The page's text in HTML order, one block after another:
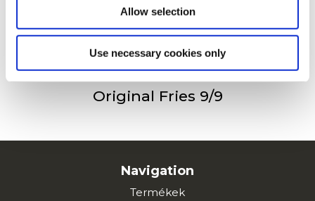
Allow selection
Use necessary cookies only
Fries 11/11
Original Fries 9/9
Navigation
Termékek